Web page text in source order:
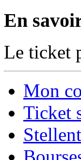
En
Le ticket
Mon
Ticket